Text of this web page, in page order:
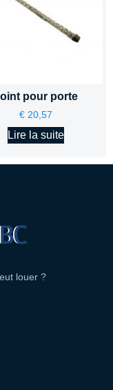
pour porte
€ 20,57
Lire la suite
louer ?